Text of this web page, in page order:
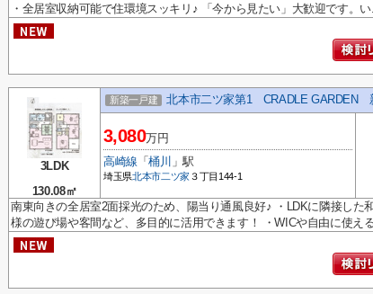
・全居室収納可能で住環境スッキリ♪ 「今から見たい」大歓迎です。い
3LDK
130.08㎡
新築一戸建 北本市二ツ家第1 CRADLE
3,080万円
高崎線 「桶川 」駅
埼玉県北本市二ツ家 ３丁目144-1
南東向きの全居室2面採光のため、陽当り通風良好♪ ・LDKに隣接した
様の遊び場や客間など、多目的に活用できます！ ・WICや自由に使え